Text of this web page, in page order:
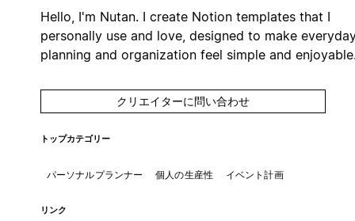
Hello, I'm Nutan. I create Notion templates that I
personally use and love, designed to make
planning and organization feel simple and
クリエイターに問い合わせ
トップカテゴリー
パーソナルプランナー 個人の生産性 イベント計画
リンク